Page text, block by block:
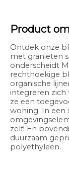
Product
Ontdek onze
met granieten
onderscheidt
rechthoekige
organische
integreren zich
ze een
woning. In een
zelf! En
duurzaam
polyethyleen.